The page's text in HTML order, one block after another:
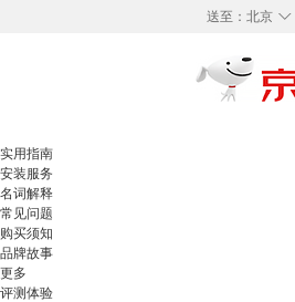
◇
送至： 北京
实用指南
安装服务
名词解释
常见问题
购买须知
品牌故事
更多
评测体验